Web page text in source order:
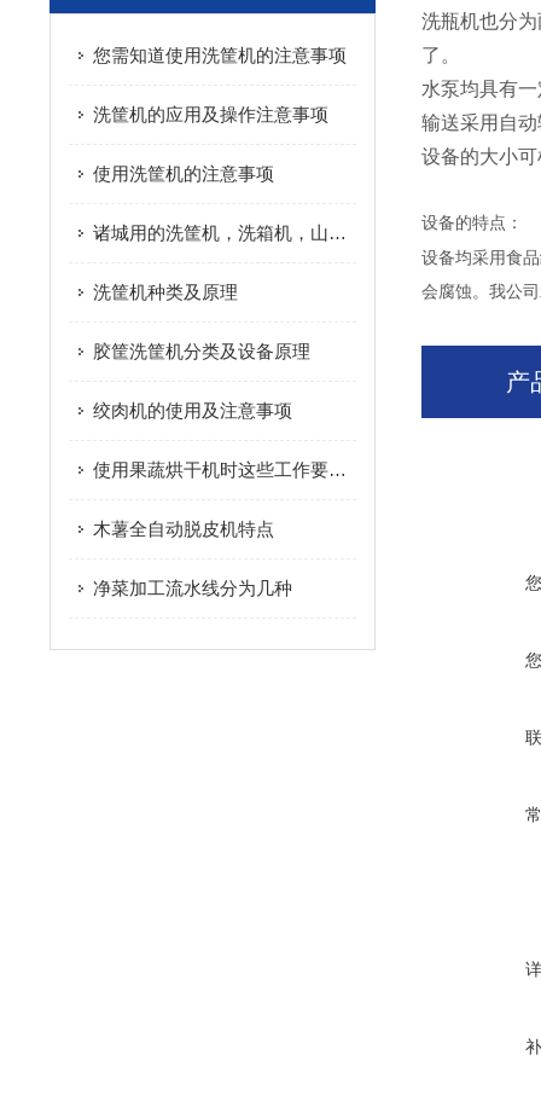
您需知道使用洗筐机的注意事项
洗筐机的应用及操作注意事项
使用洗筐机的注意事项
诸城用的洗筐机，洗箱机，山东诸城放心食品机械有限公司
洗筐机种类及原理
胶筐洗筐机分类及设备原理
绞肉机的使用及注意事项
使用果蔬烘干机时这些工作要做好！
木薯全自动脱皮机特点
净菜加工流水线分为几种
洗瓶机也分
了。
水泵均具有
输送采用自
设备的大小
设备的特点：
设备均采用食
会腐蚀。我公
产